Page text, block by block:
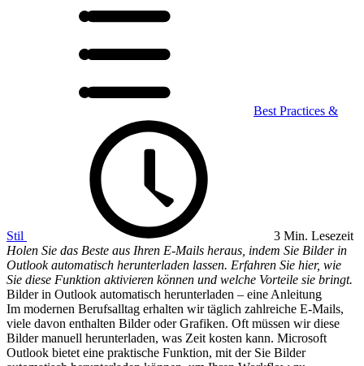
Best Practices &
Stil
3 Min. Lesezeit
Holen Sie das Beste aus Ihren E-Mails heraus, indem Sie Bilder in
Outlook automatisch herunterladen lassen. Erfahren Sie hier, wie
Sie diese Funktion aktivieren können und welche Vorteile sie bringt.
Bilder in Outlook automatisch herunterladen – eine Anleitung
Im modernen Berufsalltag erhalten wir täglich zahlreiche E-Mails,
viele davon enthalten Bilder oder Grafiken. Oft müssen wir diese
Bilder manuell herunterladen, was Zeit kosten kann. Microsoft
Outlook bietet eine praktische Funktion, mit der Sie Bilder